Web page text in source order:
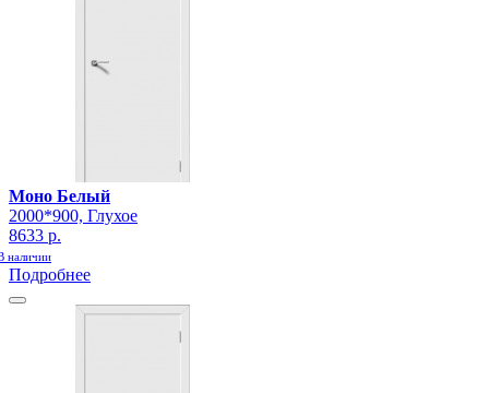
Моно Белый
2000*900, Глухое
8633 р.
наличии
Подробнее